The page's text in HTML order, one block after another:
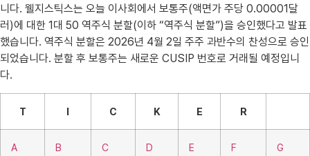
니다. 웰지스틱스는 오늘 이사회에서 보통주(액면가 주당 0.00001달
러)에 대한 1대 50 역주식 분할(이하 “역주식 분할”)을 승인했다고 발표
했습니다. 역주식 분할은 2026년 4월 2일 주주 과반수의 찬성으로 승인
되었습니다. 분할 후 보통주는 새로운 CUSIP 번호로 거래될 예정입니
다.
T I C K E R
A B C D E F G